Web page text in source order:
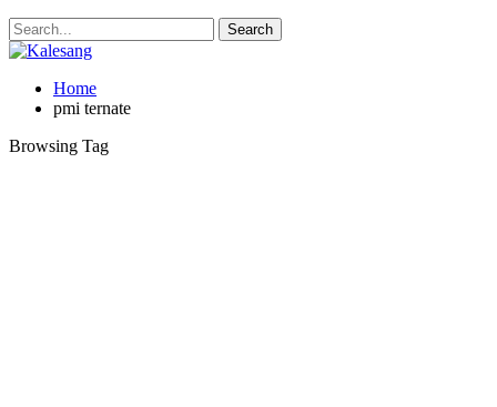
Home
pmi ternate
Browsing Tag